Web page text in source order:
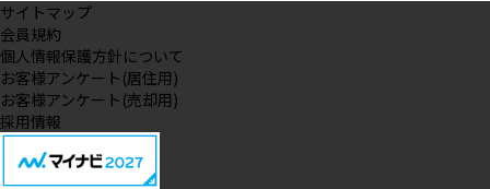
サイトマップ
会員規約
個人情報保護方針について
お客様アンケート(居住用)
お客様アンケート(売却用)
採用情報